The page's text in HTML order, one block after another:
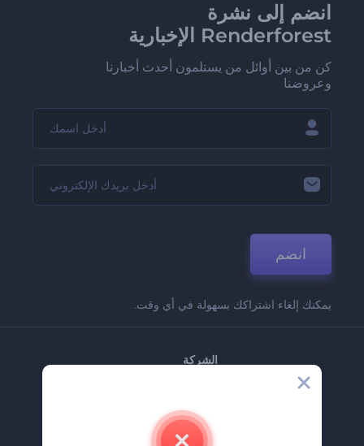
انضم إلى نشرة
Renderforest الإخبارية
كن من بين أوائل من يستلمون أحدث أخبارنا
وعروضنا
انضم
يمكنك إلغاء اشتراكك بسهولة في أي وقت.
الشركة
اتصل بنا
وظائف